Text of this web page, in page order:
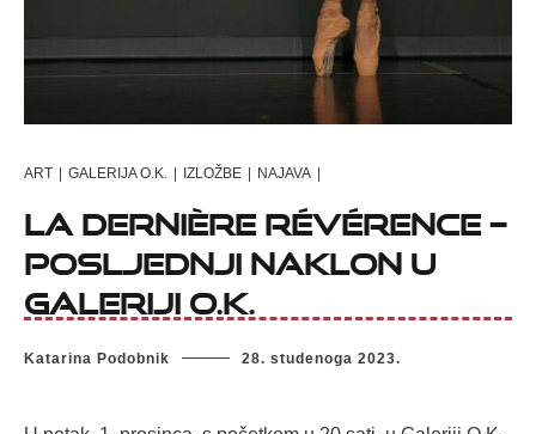
ART | GALERIJA O.K. | IZLOŽBE | NAJAVA |
La dernière révérence –
Posljednji naklon u
Galeriji O.K.
Katarina Podobnik 28. studenoga 2023.